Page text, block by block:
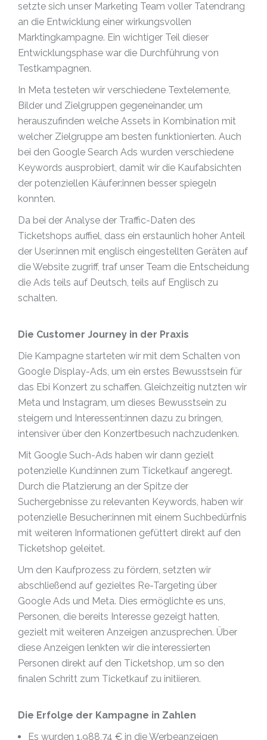
setzte sich unser Marketing Team voller Tatendrang
an die Entwicklung einer wirkungsvollen
Marktingkampagne. Ein wichtiger Teil dieser
Entwicklungsphase war die Durchführung von
Testkampagnen.
In Meta testeten wir verschiedene Textelemente,
Bilder und Zielgruppen gegeneinander, um
herauszufinden welche Assets in Kombination mit
welcher Zielgruppe am besten funktionierten. Auch
bei den Google Search Ads wurden verschiedene
Keywords ausprobiert, damit wir die Kaufabsichten
der potenziellen Käufer:innen besser spiegeln
konnten.
Da bei der Analyse der Traffic-Daten des
Ticketshops auffiel, dass ein erstaunlich hoher Anteil
der User:innen mit englisch eingestellten Geräten auf
die Website zugriff, traf unser Team die Entscheidung
die Ads teils auf Deutsch, teils auf Englisch zu
schalten.
Die Customer Journey in der Praxis
Die Kampagne starteten wir mit dem Schalten von
Google Display-Ads, um ein erstes Bewusstsein für
das Ebi Konzert zu schaffen. Gleichzeitig nutzten wir
Meta und Instagram, um dieses Bewusstsein zu
steigern und Interessent:innen dazu zu bringen,
intensiver über den Konzertbesuch nachzudenken.
Mit Google Such-Ads haben wir dann gezielt
potenzielle Kund:innen zum Ticketkauf angeregt.
Durch die Platzierung an der Spitze der
Suchergebnisse zu relevanten Keywords, haben wir
potenzielle Besucher:innen mit einem Suchbedürfnis
mit weiteren Informationen gefüttert direkt auf den
Ticketshop geleitet.
Um den Kaufprozess zu fördern, setzten wir
abschließend auf gezieltes Re-Targeting über
Google Ads und Meta. Dies ermöglichte es uns,
Personen, die bereits Interesse gezeigt hatten,
gezielt mit weiteren Anzeigen anzusprechen. Über
diese Anzeigen lenkten wir die interessierten
Personen direkt auf den Ticketshop, um so den
finalen Schritt zum Ticketkauf zu initiieren.
Die Erfolge der Kampagne in Zahlen
Es wurden 1.988,74 € in die Werbeanzeigen